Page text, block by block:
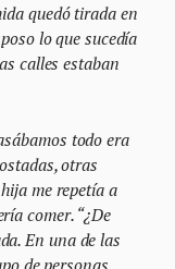
quedó tirada en
lo que sucedía
calles estaban
todo era
otras
me repetía a
comer. “¿De
En una de las
de personas